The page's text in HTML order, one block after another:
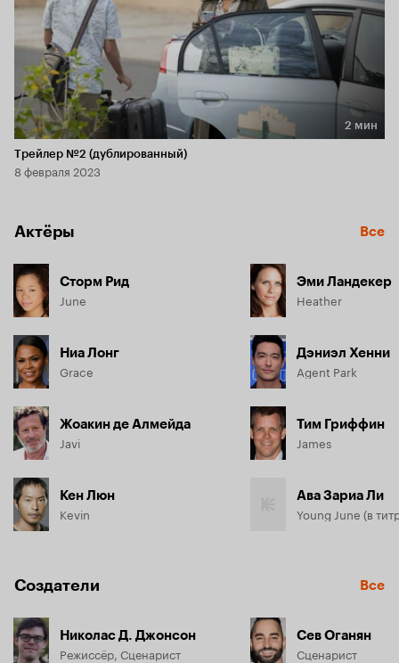
Длительность 2 мин
2 мин
Трейлер №2 (дублированный)
8 февраля 2023
Актёры Все
Сторм Рид
June
Ниа Лонг
Grace
Жоакин де Алмейда
Javi
Кен Люн
Kevin
Эми Ландекер
Heather
Дэниэл Хенни
Agent Park
Тим Гриффин
James
Ава Зариа Ли
Young June (в
Создатели Все
Николас Д. Джонсон
Режиссёр, Сценарист
Сев Оганян
Сценарист